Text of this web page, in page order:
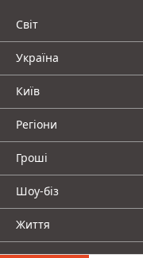
Світ
Україна
Київ
Регіони
Гроші
Шоу-біз
Життя